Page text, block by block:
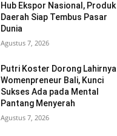
Hub Ekspor Nasional, Produk
Daerah Siap Tembus Pasar
Dunia
Agustus 7, 2026
Putri Koster Dorong Lahirnya
Womenpreneur Bali, Kunci
Sukses Ada pada Mental
Pantang Menyerah
Agustus 7, 2026